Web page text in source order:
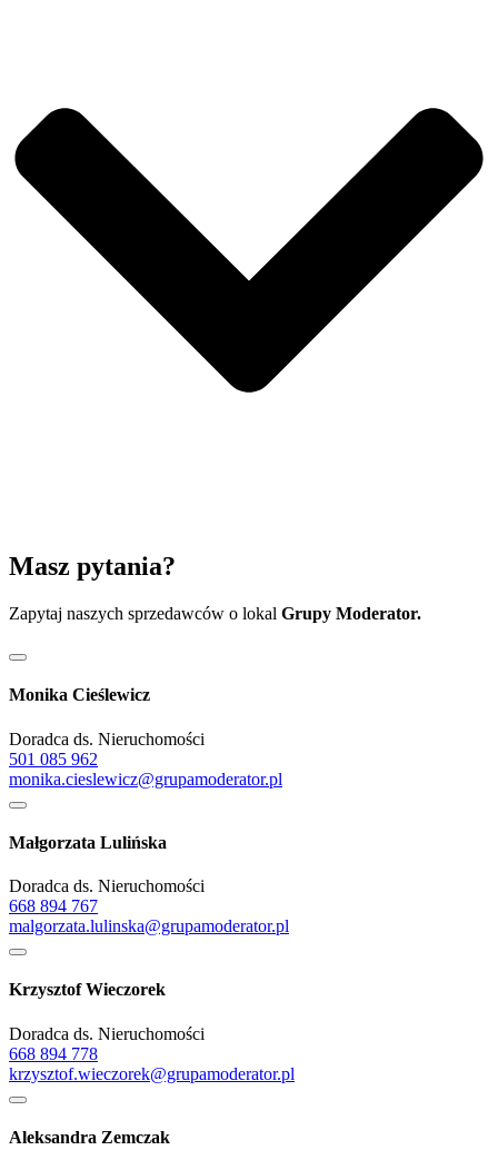
Masz pytania?
Zapytaj naszych sprzedawców o lokal Grupy Moderator.
Monika Cieślewicz
Doradca ds. Nieruchomości
501 085 962
monika.cieslewicz@grupamoderator.pl
Małgorzata Lulińska
Doradca ds. Nieruchomości
668 894 767
malgorzata.lulinska@grupamoderator.pl
Krzysztof Wieczorek
Doradca ds. Nieruchomości
668 894 778
krzysztof.wieczorek@grupamoderator.pl
Aleksandra Zemczak